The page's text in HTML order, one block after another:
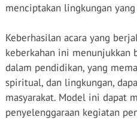
menciptakan lingkungan
Keberhasilan acara yang
keberkahan ini menunjukkan
dalam pendidikan, yang
spiritual, dan lingkungan,
masyarakat. Model ini dapat
penyelenggaraan kegiatan